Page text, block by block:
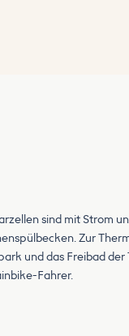
sind mit Strom
Zur
und das Freibad
Fahrer.